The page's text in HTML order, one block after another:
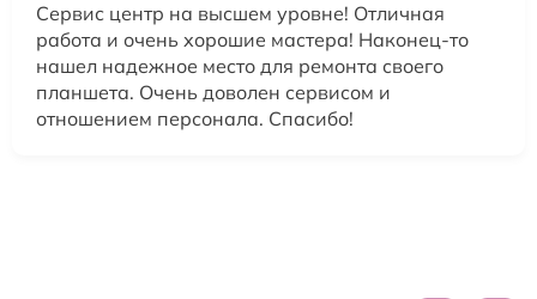
Сервис центр на высшем уровне! Отличная
работа и очень хорошие мастера! Наконец-то
нашел надежное место для ремонта своего
планшета. Очень доволен сервисом и
отношением персонала. Спасибо!